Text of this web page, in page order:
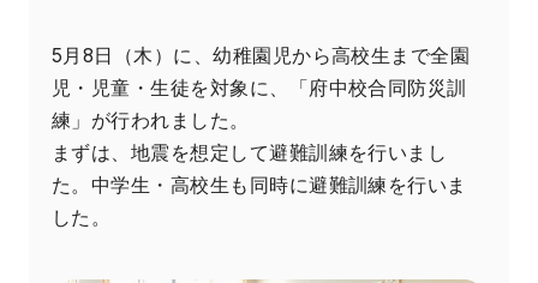
5月8日（木）に、幼稚園児から高校生まで全園
児・児童・生徒を対象に、「府中校合同防災訓
練」が行われました。
まずは、地震を想定して避難訓練を行いまし
た。中学生・高校生も同時に避難訓練を行いま
した。